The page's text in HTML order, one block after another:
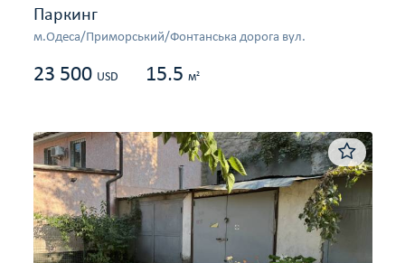
Паркинг
м.Одеса/Приморський/Фонтанська дорога вул.
23 500 USD 15.5 м2